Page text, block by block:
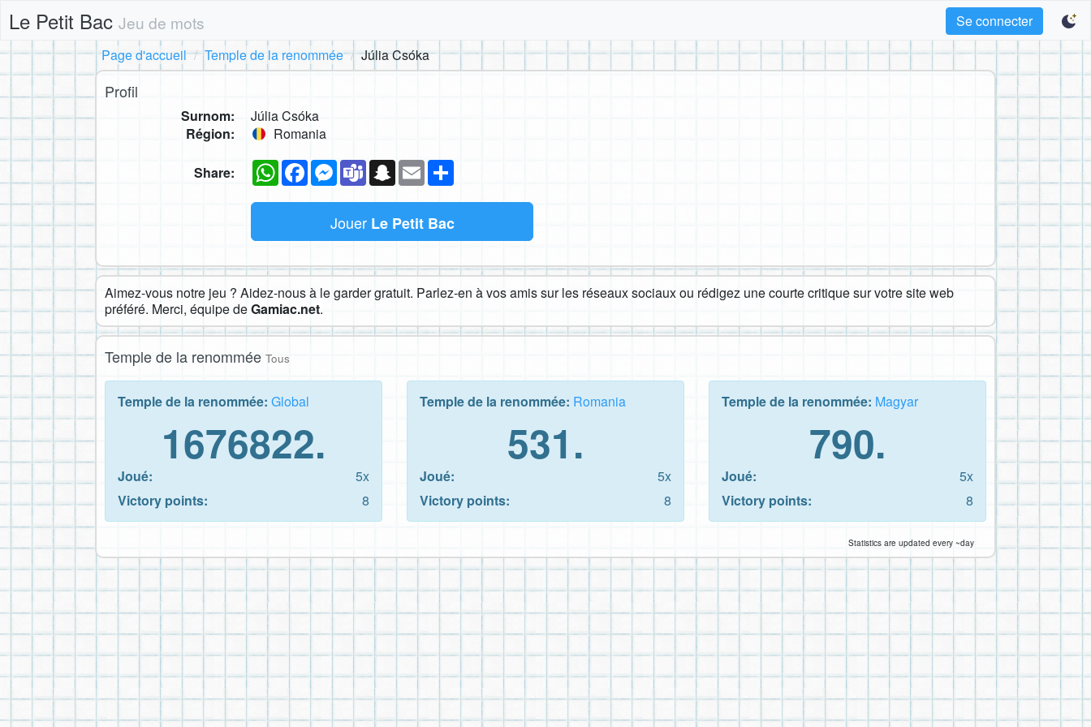
Le Petit Bac Jeu de mots
Se connecter
Page d'accueil
Temple de la renommée Júlia Csóka
Profil
Surnom:
Júlia Csóka
Région:
Romania
Share: WhatsAppFacebookMessenger
TeamsSnapchat
Email
Jouer Le Petit Bac
Aimez-vous notre jeu ? Aidez-nous à le garder gratuit. Parlez-en à vos amis sur les réseaux sociaux ou rédigez une courte critique sur votre site web
préféré. Merci, équipe deGamiac.net.
Temple de la renommée Tous
Temple de la renommée: Global
1676822.
Joué:
5x
Victory points:
8
Temple de la renommée: Romania
531.
Joué:
5x
Victory points:
8
Temple de la renommée: Magyar
790.
Joué:
5x
Victory points:
8
Statistics are updated every ~day